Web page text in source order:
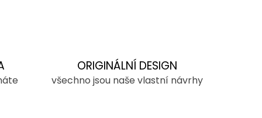
ORIGINÁLNÍ DESIGN
všechno jsou naše vlastní návrhy